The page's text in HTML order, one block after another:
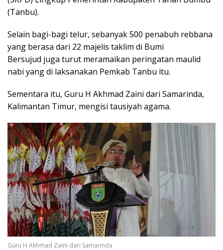
(Tanbu).
Selain bagi-bagi telur, sebanyak 500 penabuh rebbana
yang berasa dari 22 majelis taklim di Bumi
Bersujud juga turut meramaikan peringatan maulid
nabi yang di laksanakan Pemkab Tanbu itu.
Sementara itu, Guru H Akhmad Zaini dari Samarinda,
Kalimantan Timur, mengisi tausiyah agama.
Guru H Akhmad Zaini dari Samarinda